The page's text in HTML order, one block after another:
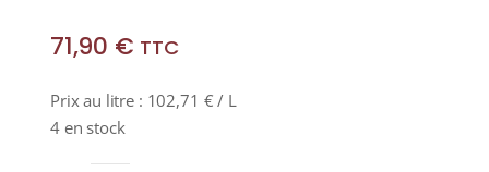
71,90 € TTC
Prix au litre : 102,71 € / L
4 en stock